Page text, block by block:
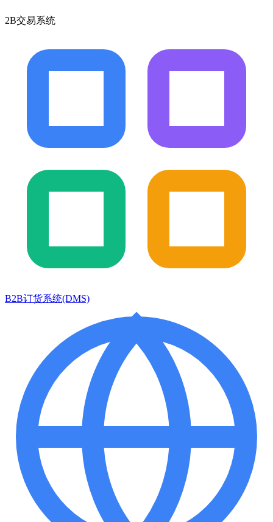
2B交易系统
B2B订货系统(DMS)